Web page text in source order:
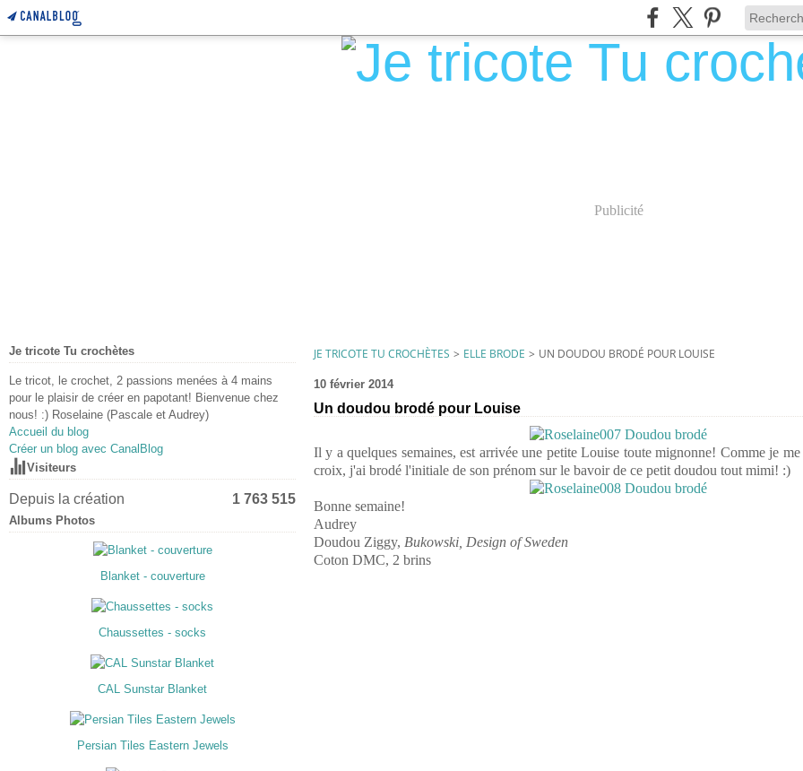
Publicité
Je tricote Tu crochètes
Le tricot, le crochet, 2 passions menées à 4 mains
pour le plaisir de créer en papotant! Bienvenue chez
nous! :) Roselaine (Pascale et Audrey)
Accueil du blog
Créer un blog avec CanalBlog
Visiteurs
Depuis la création 1 763 515
Albums Photos
Blanket - couverture
Chaussettes - socks
CAL Sunstar Blanket
Persian Tiles Eastern Jewels
JE TRICOTE TU CROCHÈTES > ELLE BRODE > UN DOUDOU BRODÉ POUR LOUISE
10 février 2014
Un doudou brodé pour Louise
Il y a quelques semaines, est arrivée une petite Louise toute mignonne! Comme je
croix, j'ai brodé l'initiale de son prénom sur le bavoir de ce petit doudou tout mimi! :)
Bonne semaine!
Audrey
Doudou Ziggy, Bukowski, Design of Sweden
Coton DMC, 2 brins